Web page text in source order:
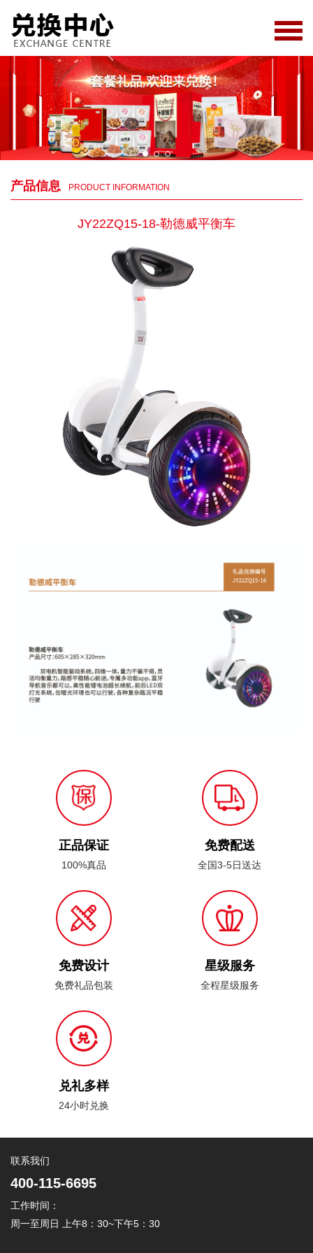
产品信息 PRODUCT INFORMATION
JY22ZQ15-18-勒德威平衡车
正品保证
100%真品
免费配送
全国3-5日送达
免费设计
免费礼品包装
星级服务
全程星级服务
兑礼多样
24小时兑换
联系我们
400-115-6695
工作时间：
周一至周日 上午8：30~下午5：30